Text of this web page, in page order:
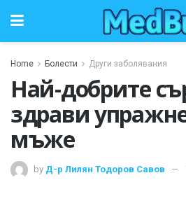
Home Болести Други заболявания
Най-добрите
здрави
мъже
by Д-р Лилян Тодоров Савов